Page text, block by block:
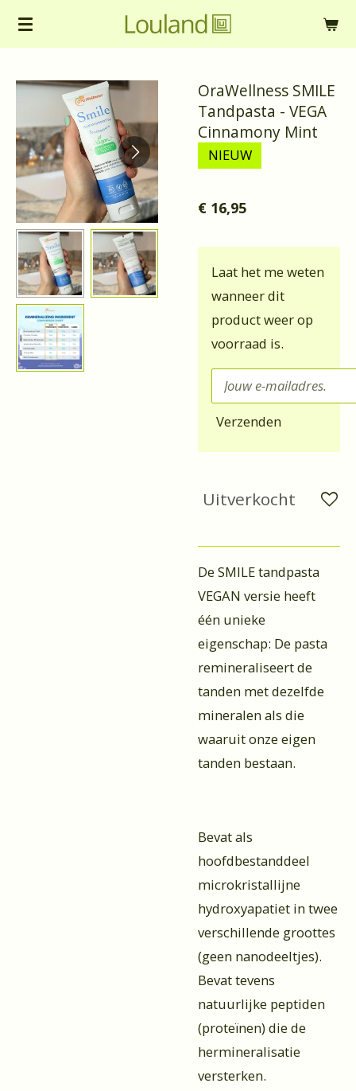
Ga
de
hoofdinhoud
OraWellness SMILE
Tandpasta - VEGA
Cinnamony Mint
NIEUW
€ 16,95
Laat het me weten
wanneer dit
product weer op
voorraad is.
Verzenden
Uitverkocht
De SMILE tandpasta
VEGAN versie heeft
één unieke
eigenschap: De pasta
remineraliseert de
tanden met dezelfde
mineralen als die
waaruit onze eigen
tanden bestaan.
Bevat als
hoofdbestanddeel
microkristallijne
hydroxyapatiet in twee
verschillende groottes
(geen nanodeeltjes).
Bevat tevens
natuurlijke peptiden
(proteïnen) die de
hermineralisatie
versterken.